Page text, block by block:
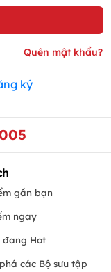
ký
gần bạn
ngay
đang Hot
các Bộ sưu tập